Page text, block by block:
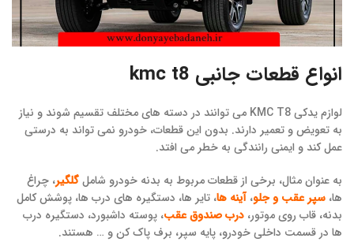
انواع قطعات جانبی kmc t8
لوازم یدکی KMC T8 می توانند در دسته های مختلف تقسیم شوند و نیاز
به تعویض و تعمیر دارند. بدون این قطعات، خودرو نمی تواند به درستی
عمل کند و ایمنی رانندگی به خطر می افتد.
به عنوان مثال، برخی از قطعات مربوط به بدنه خودرو شاملگلگیر، چراغ
ها، سپر عقب و جلو، آینه ها، تایر ها، دستگیره های درب ها، پوشش کامل
بدنه، قاب روی موتور، درب صندوق عقب، پوسته داشبورد، دستگیره درب
ها در قسمت داخلی خودرو، پایه سپر، برف پاک کن و … هستند.